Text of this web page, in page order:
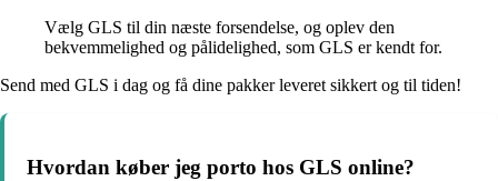
Vælg GLS til din næste forsendelse, og oplev den
bekvemmelighed og pålidelighed, som GLS er kendt for.
Send med GLS i dag og få dine pakker leveret sikkert og til tiden!
Hvordan køber jeg porto hos GLS online?